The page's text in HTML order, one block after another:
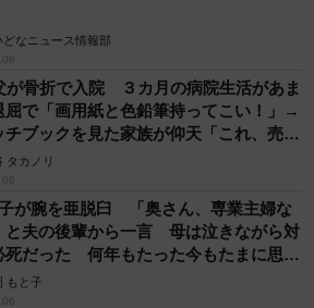
どなニュース情報部
が骨折で入院 ３カ月の病院生活があま
屈で「画用紙と色鉛筆持ってこい！」→
チブックを見た家族が仰天「これ、売れ
…」
タカノリ
が腕を亜脱臼 「奥さん、専業主婦な
と夫の後輩から一言 母は泣きながら対
死だった 何年もたった今もたまに思い
もと子